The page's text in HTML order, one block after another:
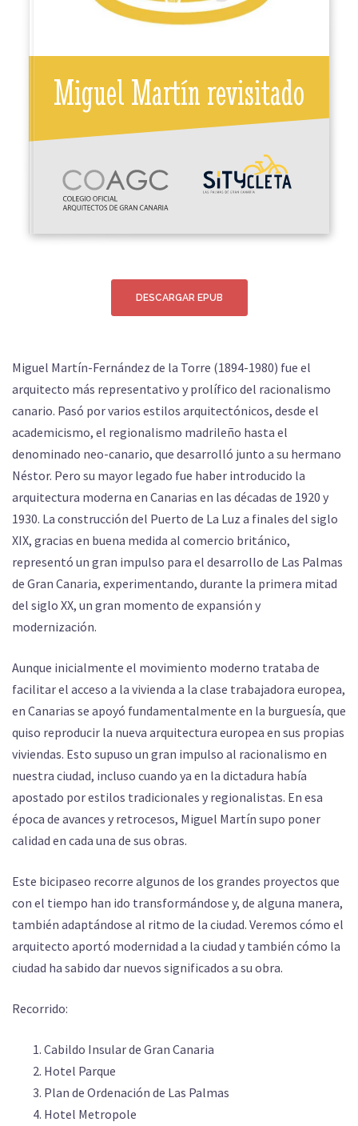
DESCARGAR EPUB
Miguel Martín-Fernández de la Torre (1894-1980) fue el
arquitecto más representativo y prolífico del racionalismo
canario. Pasó por varios estilos arquitectónicos, desde el
academicismo, el regionalismo madrileño hasta el
denominado neo-canario, que desarrolló junto a su hermano
Néstor. Pero su mayor legado fue haber introducido la
arquitectura moderna en Canarias en las décadas de 1920 y
1930. La construcción del Puerto de La Luz a finales del siglo
XIX, gracias en buena medida al comercio británico,
representó un gran impulso para el desarrollo de Las Palmas
de Gran Canaria, experimentando, durante la primera mitad
del siglo XX, un gran momento de expansión y
modernización.
Aunque inicialmente el movimiento moderno trataba de
facilitar el acceso a la vivienda a la clase trabajadora europea,
en Canarias se apoyó fundamentalmente en la burguesía, que
quiso reproducir la nueva arquitectura europea en sus propias
viviendas. Esto supuso un gran impulso al racionalismo en
nuestra ciudad, incluso cuando ya en la dictadura había
apostado por estilos tradicionales y regionalistas. En esa
época de avances y retrocesos, Miguel Martín supo poner
calidad en cada una de sus obras.
Este bicipaseo recorre algunos de los grandes proyectos que
con el tiempo han ido transformándose y, de alguna manera,
también adaptándose al ritmo de la ciudad. Veremos cómo el
arquitecto aportó modernidad a la ciudad y también cómo la
ciudad ha sabido dar nuevos significados a su obra.
Recorrido:
Cabildo Insular de Gran Canaria
Hotel Parque
Plan de Ordenación de Las Palmas
Hotel Metropole